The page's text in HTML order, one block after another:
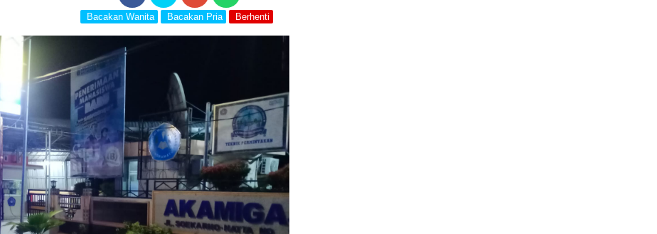
Bacakan Wanita Bacakan Pria Berhenti